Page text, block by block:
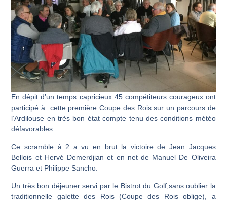
En dépit d’un temps capricieux 45 compétiteurs courageux ont
participé à cette première Coupe des Rois sur un parcours de
l’Ardilouse en très bon état compte tenu des conditions météo
défavorables.
Ce scramble à 2 a vu en brut la victoire de Jean Jacques
Bellois et Hervé Demerdjian et en net de Manuel De Oliveira
Guerra et Philippe Sancho.
Un très bon déjeuner servi par le Bistrot du Golf,sans oublier la
traditionnelle galette des Rois (Coupe des Rois oblige), a